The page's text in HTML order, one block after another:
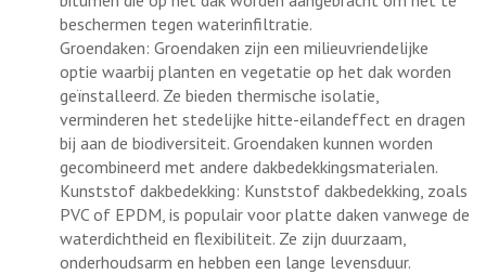
beschermen tegen waterinfiltratie.
Groendaken: Groendaken zijn een milieuvriendelijke
optie waarbij planten en vegetatie op het dak worden
geïnstalleerd. Ze bieden thermische isolatie,
verminderen het stedelijke hitte-eilandeffect en dragen
bij aan de biodiversiteit. Groendaken kunnen worden
gecombineerd met andere dakbedekkingsmaterialen.
Kunststof dakbedekking: Kunststof dakbedekking, zoals
PVC of EPDM, is populair voor platte daken vanwege de
waterdichtheid en flexibiliteit. Ze zijn duurzaam,
onderhoudsarm en hebben een lange levensduur.